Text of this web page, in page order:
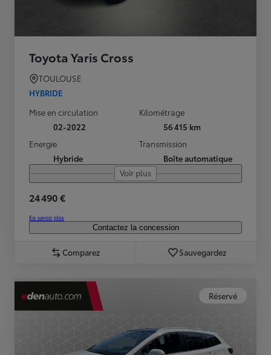
Toyota Yaris Cross
TOULOUSE
HYBRIDE
Mise en circulation
02-2022
Kilométrage
56 415 km
Energie
Hybride
Transmission
Boîte automatique
Voir plus
24 490 €
En savoir plus
Contactez la concession
Comparez Sauvegardez
Réservé